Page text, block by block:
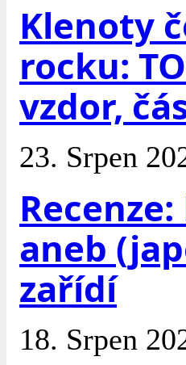
Klenoty
rocku:
vzdor,
23. Srpen
Recenze:
aneb
zařídí
18. Srpen